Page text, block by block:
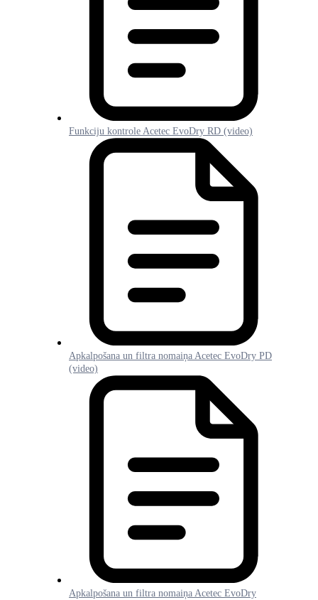
Funkciju kontrole Acetec EvoDry RD (video)
Apkalpošana un filtra nomaiņa Acetec EvoDry PD
(video)
Apkalpošana un filtra nomaiņa Acetec EvoDry